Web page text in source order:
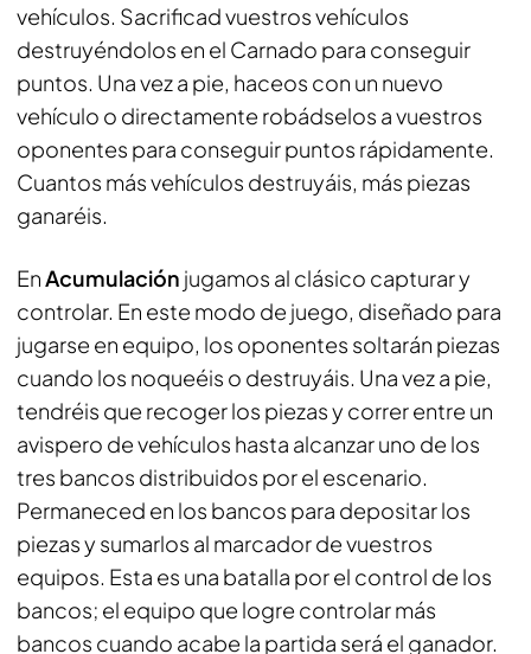
vehículos. Sacrificad vuestros vehículos
destruyéndolos en el Carnado para conseguir
puntos. Una vez a pie, haceos con un nuevo
vehículo o directamente robádselos a vuestros
oponentes para conseguir puntos rápidamente.
Cuantos más vehículos destruyáis, más piezas
ganaréis.
EnAcumulación jugamos al clásico capturar y
controlar. En este modo de juego, diseñado para
jugarse en equipo, los oponentes soltarán piezas
cuando los noqueéis o destruyáis. Una vez a pie,
tendréis que recoger los piezas y correr entre un
avispero de vehículos hasta alcanzar uno de los
tres bancos distribuidos por el escenario.
Permaneced en los bancos para depositar los
piezas y sumarlos al marcador de vuestros
equipos. Esta es una batalla por el control de los
bancos; el equipo que logre controlar más
bancos cuando acabe la partida será el ganador.